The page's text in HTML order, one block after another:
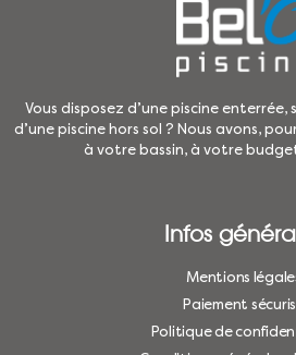
Vous disposez d’une piscine
d’une piscine hors sol ? Nous avons,
à votre bassin, à votre
Infos
Mentions
Paiement
Politique de